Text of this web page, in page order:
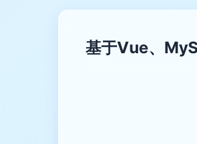
基于Vue、